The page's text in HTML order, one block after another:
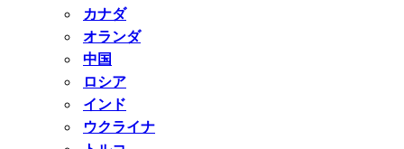
カナダ
オランダ
中国
ロシア
インド
ウクライナ